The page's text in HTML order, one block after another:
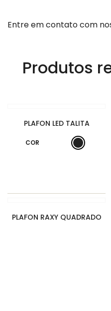
Entre em contato com
Produtos
PLAFON LED TALITA
COR
PLAFON RAXY QUADRADO